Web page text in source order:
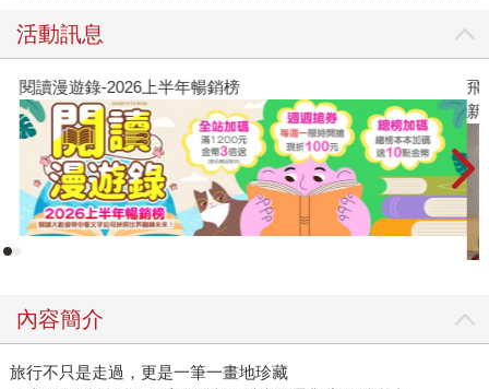
活動訊息
閱讀漫遊錄-2026上半年暢銷榜
飛
新
內容簡介
旅行不只是走過，更是一筆一畫地珍藏